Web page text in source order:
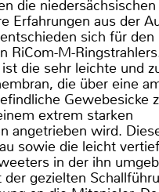
die niedersächsischen
Erfahrungen aus der
sich für den
RiCom-M-
die sehr leichte und
die über eine
Gewebesicke
extrem starken
angetrieben wird.
sowie die leicht
in der ihn
gezielten